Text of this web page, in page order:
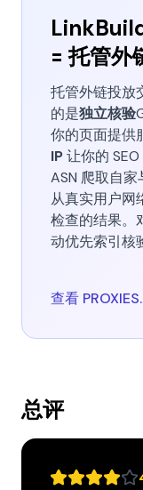
= 托管外
托管外链投放
的是独立核验
你的页面提供
IP让你的
ASN 爬取自
从真实用户网
检查的结果。
动优先索引核
查看
总评